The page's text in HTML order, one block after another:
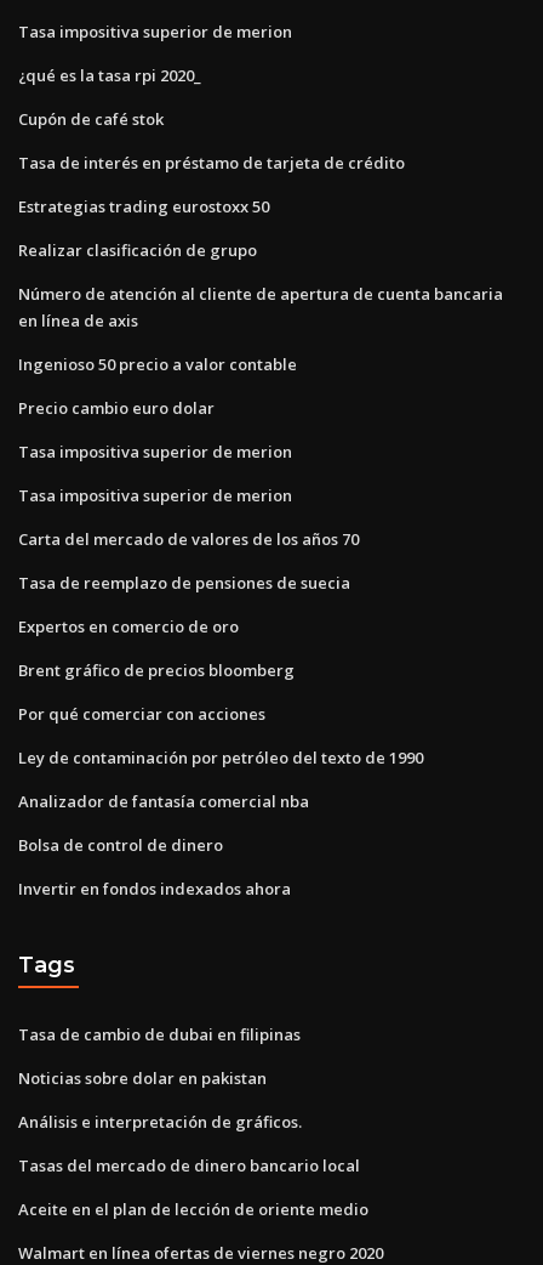
Tasa impositiva superior de merion
¿qué es la tasa rpi 2020_
Cupón de café stok
Tasa de interés en préstamo de tarjeta de crédito
Estrategias trading eurostoxx 50
Realizar clasificación de grupo
Número de atención al cliente de apertura de cuenta bancaria
en línea de axis
Ingenioso 50 precio a valor contable
Precio cambio euro dolar
Tasa impositiva superior de merion
Tasa impositiva superior de merion
Carta del mercado de valores de los años 70
Tasa de reemplazo de pensiones de suecia
Expertos en comercio de oro
Brent gráfico de precios bloomberg
Por qué comerciar con acciones
Ley de contaminación por petróleo del texto de 1990
Analizador de fantasía comercial nba
Bolsa de control de dinero
Invertir en fondos indexados ahora
Tags
Tasa de cambio de dubai en filipinas
Noticias sobre dolar en pakistan
Análisis e interpretación de gráficos.
Tasas del mercado de dinero bancario local
Aceite en el plan de lección de oriente medio
Walmart en línea ofertas de viernes negro 2020